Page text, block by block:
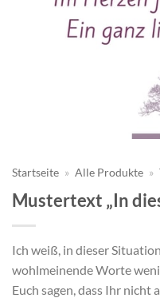
Startseite » Alle Produkte »
Mustertext „In
Ich weiß, in dieser
wohlmeinende Worte
Euch sagen, dass Ihr nicht